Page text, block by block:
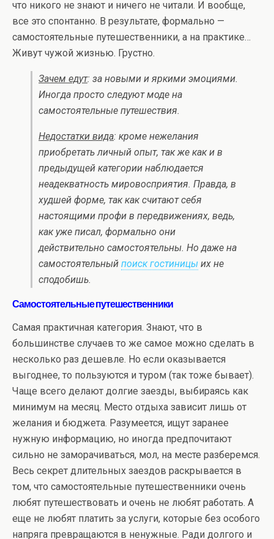
что никого не знают и ничего не читали. И вообще,
все это спонтанно. В результате, формально —
самостоятельные путешественники, а на практике…
Живут чужой жизнью. Грустно.
Зачем едут: за новыми и яркими эмоциями.
Иногда просто следуют моде на
самостоятельные путешествия.
Недостатки вида: кроме нежелания
приобретать личный опыт, так же как и в
предыдущей категории наблюдается
неадекватность мировосприятия. Правда, в
худшей форме, так как считают себя
настоящими профи в передвижениях, ведь,
как уже писал, формально они
действительно самостоятельны. Но даже на
самостоятельный поиск гостиницы их не
сподобишь.
Самостоятельные путешественники
Самая практичная категория. Знают, что в
большинстве случаев то же самое можно сделать в
несколько раз дешевле. Но если оказывается
выгоднее, то пользуются и туром (так тоже бывает).
Чаще всего делают долгие заезды, выбираясь как
минимум на месяц. Место отдыха зависит лишь от
желания и бюджета. Разумеется, ищут заранее
нужную информацию, но иногда предпочитают
сильно не заморачиваться, мол, на месте разберемся.
Весь секрет длительных заездов раскрывается в
том, что самостоятельные путешественники очень
любят путешествовать и очень не любят работать. А
еще не любят платить за услуги, которые без особого
напряга превращаются в ненужные. Ради долгого и